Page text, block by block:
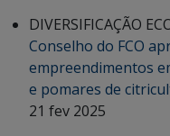
DIVERSIFICAÇÃO
Conselho do FCO
empreendimentos
e pomares de
21 fev 2025